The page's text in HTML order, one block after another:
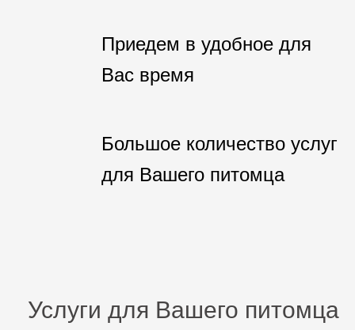
Приедем в удобное для
Вас время
Большое количество услуг
для Вашего питомца
Услуги для Вашего питомца